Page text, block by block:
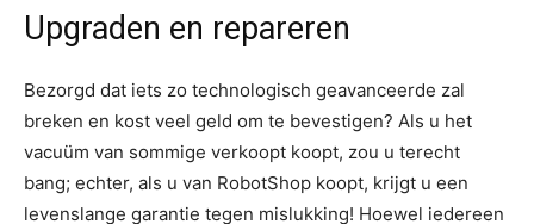
Upgraden en repareren
Bezorgd dat iets zo technologisch geavanceerde zal
breken en kost veel geld om te bevestigen? Als u het
vacuüm van sommige verkoopt koopt, zou u terecht
bang; echter, als u van RobotShop koopt, krijgt u een
levenslange garantie tegen mislukking! Hoewel iedereen